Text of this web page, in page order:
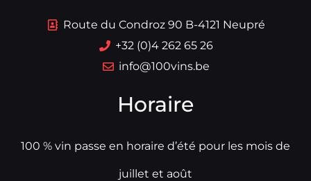
Route du Condroz 90 B-4121 Neupré
+32 (0)4 262 65 26
info@100vins.be
Horaire
100 % vin passe en horaire d’été pour les mois de
juillet et août